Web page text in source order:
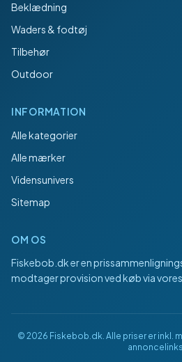
Beklædning
Waders & fodtøj
Tilbehør
Outdoor
INFORMATION
Alle kategorier
Alle mærker
Vidensunivers
Sitemap
OM OS
Fiskebob.dker en
modtager provision ved køb via vores
© 2026 Fiskebob.dk. Alle priser er inkl.